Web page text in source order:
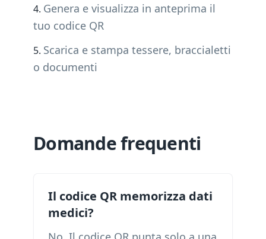
Genera e visualizza in anteprima il
tuo codice QR
Scarica e stampa tessere, braccialetti
o documenti
Domande frequenti
Il codice QR memorizza dati
medici?